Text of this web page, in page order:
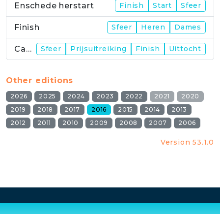
Enschede herstart Finish Start Sfeer
Finish Sfeer Heren Dames
Campus Sfeer Prijsuitreiking Finish Uittocht
Other editions
2026 2025 2024 2023 2022 2021
2020
2019
2018 2017 2016 2015 2014
2013
2012
2011 2010 2009 2008 2007 2006
Version 53.1.0